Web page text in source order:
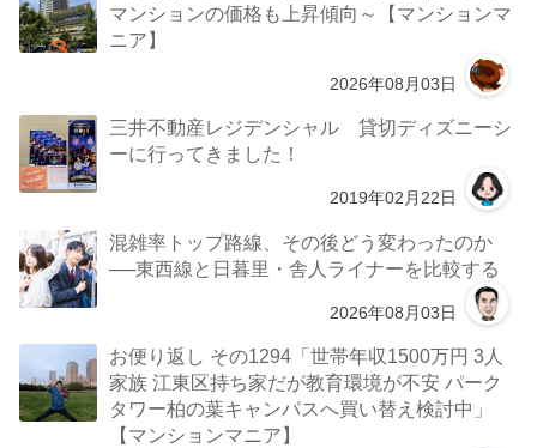
マンションの価格も上昇傾向～【マンションマ
ニア】
2026年08月03日
三井不動産レジデンシャル 貸切ディズニーシ
ーに行ってきました！
2019年02月22日
混雑率トップ路線、その後どう変わったのか
──東西線と日暮里・舎人ライナーを比較する
2026年08月03日
お便り返し その1294「世帯年収1500万円 3人
家族 江東区持ち家だが教育環境が不安 パーク
タワー柏の葉キャンパスへ買い替え検討中」
【マンションマニア】